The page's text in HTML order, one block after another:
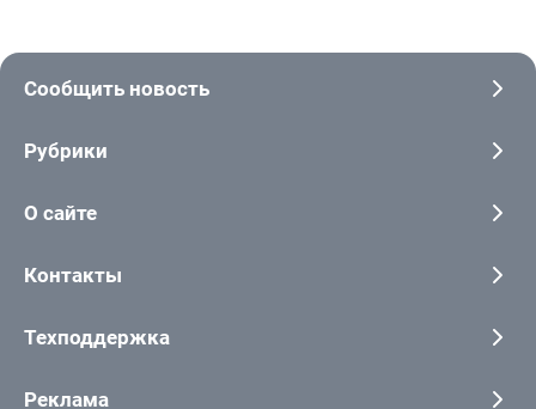
Сообщить новость
Рубрики
О сайте
Контакты
Техподдержка
Реклама